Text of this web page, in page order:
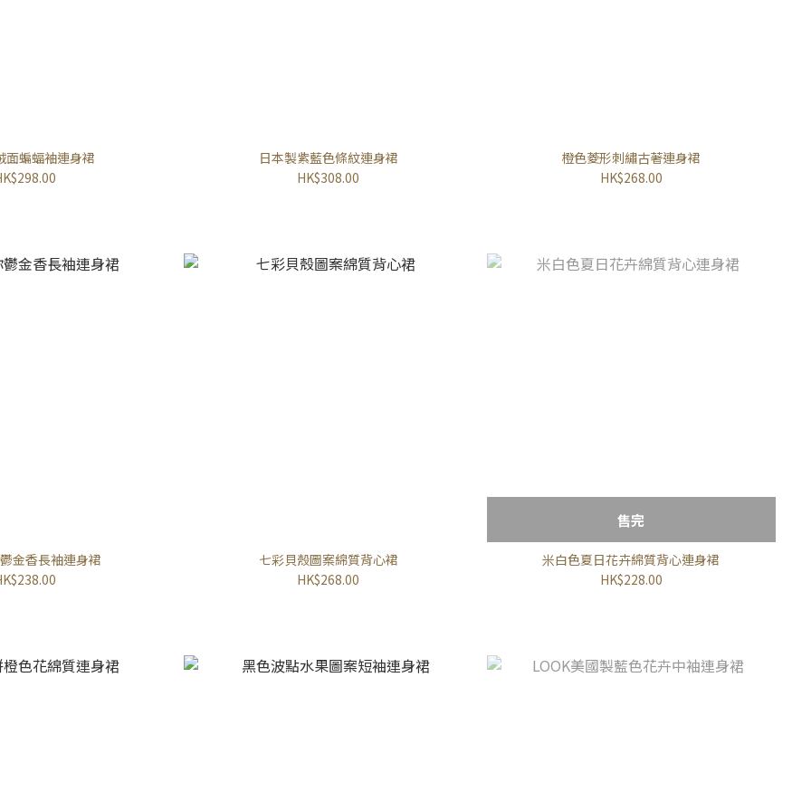
面蝙蝠袖連身裙
日本製紫藍色條紋連身裙
HK$308.00
橙色菱形刺繡古著連身裙
HK$268.00
金香長袖連身裙
七彩貝殼圖案綿質背心裙
HK$268.00
售完
米白色夏日花卉綿質背心連身裙
HK$228.00